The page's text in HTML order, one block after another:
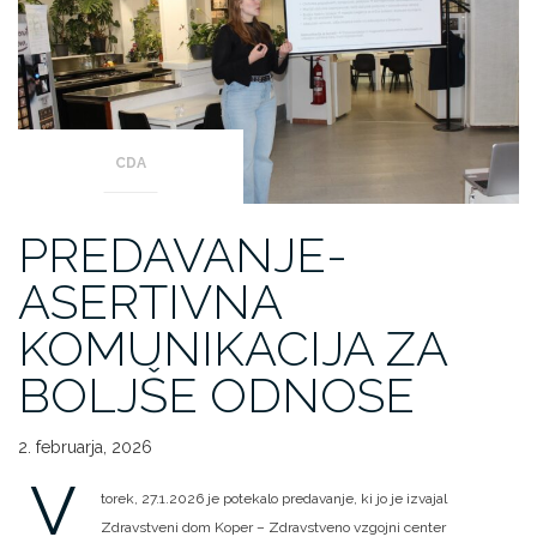
CDA
PREDAVANJE-
ASERTIVNA
KOMUNIKACIJA ZA
BOLJŠE ODNOSE
2. februarja, 2026
V
torek, 27.1.2026 je potekalo predavanje, ki jo je izvajal
Zdravstveni dom Koper – Zdravstveno vzgojni center